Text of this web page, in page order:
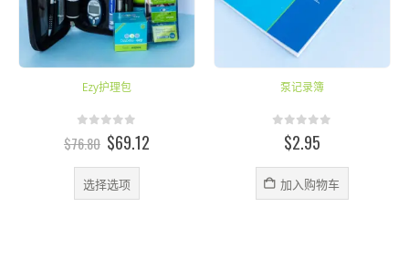
Ezy护理包
out of 5
$76.80 原
价
为：
$76.80。
$69.12
选择选项
本产品有多种变体。 可在产品页面上选择这些选项
泵记录簿
out of 5
$2.95
加入购物车